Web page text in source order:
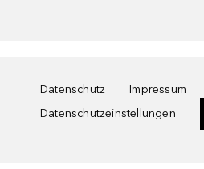
Datenschutz Impressum
Datenschutzeinstellungen